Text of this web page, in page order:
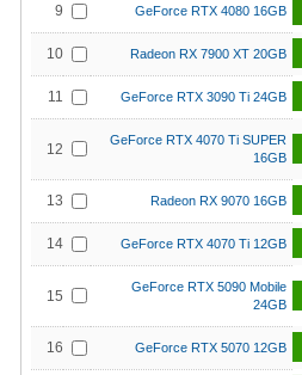
9 GeForce RTX 4080 16GB
10 Radeon RX 7900 XT 20GB
11 GeForce RTX 3090 Ti 24GB
12
GeForce RTX 4070 Ti SUPER
16GB
13 Radeon RX 9070 16GB
14 GeForce RTX 4070 Ti 12GB
15
GeForce RTX 5090 Mobile
24GB
16 GeForce RTX 5070 12GB